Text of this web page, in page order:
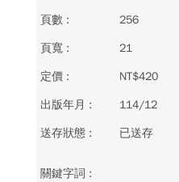
256
21
NT$420
114/12
已送存